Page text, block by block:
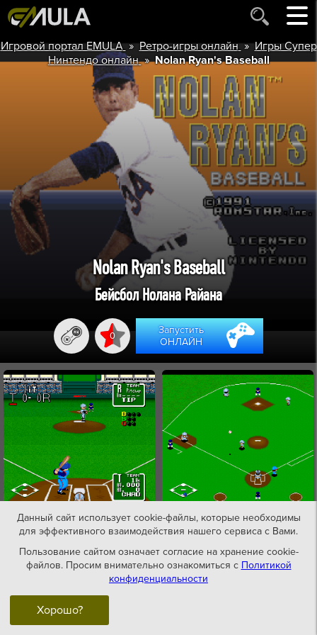
Игровой портал EMULA »Ретро-игры онлайн »Игры Супер
Нинтендо онлайн »Nolan Ryan's Baseball
Nolan Ryan's Baseball
Бейсбол Нолана Райана
0
Запустить
ОНЛАЙН
Данный сайт использует cookie-файлы, которые необходимы
для эффективного взаимодействия нашего сервиса с Вами.
Пользование сайтом означает согласие на хранение cookie-
файлов. Просим внимательно ознакомиться с Политикой
конфиденциальности
Хорошо?